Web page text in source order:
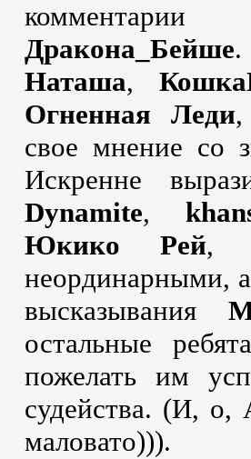
Дракона_Бейше
Наташа,
Огненная Леди
свое мнение со
Искренне
Dynamite,
Юкико Рей
неординарными,
высказывания
остальные
пожелать им
судейства. (И, о,
маловато))).